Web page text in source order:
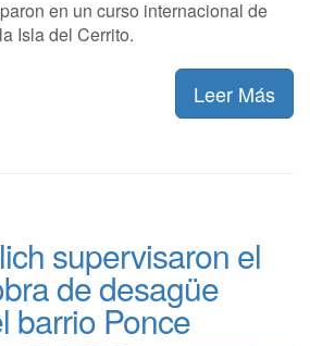
en un curso internacional de
Isla del Cerrito.
Leer Más
supervisaron el
de desagüe
barrio Ponce